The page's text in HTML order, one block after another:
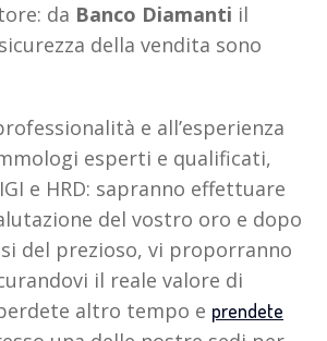
da Banco Diamanti il
della vendita sono
e all’esperienza
esperti e qualificati,
e HRD: sapranno effettuare
del vostro oro e dopo
del prezioso, vi proporranno
il reale valore di
altro tempo e prendete